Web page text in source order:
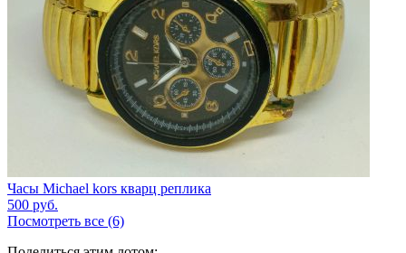
Часы Michael kors кварц реплика
500 руб.
Посмотреть все (6)